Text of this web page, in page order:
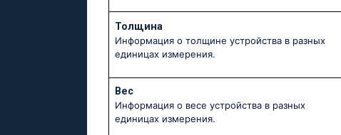
Толщина
Информация о толщине устройства в разных
единицах измерения.
Вес
Информация о весе устройства в разных
единицах измерения.